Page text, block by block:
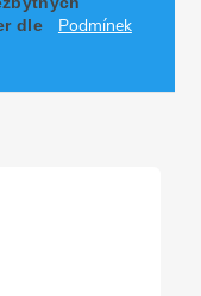
dle
Podmínek